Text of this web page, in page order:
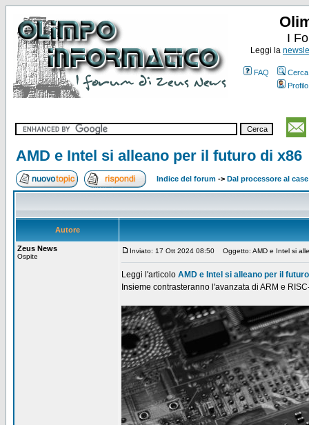
I
Leggi la
FAQ
Cerca
Profilo
AMD e Intel si alleano per il futuro di x86
Indice del forum -> Dal processore al case
Autore
Zeus News
Ospite
Inviato: 17 Ott 2024 08:50 Oggetto: AMD e Intel si
Leggi l'articolo AMD e Intel si alleano per il
Insieme contrasteranno l'avanzata di ARM e